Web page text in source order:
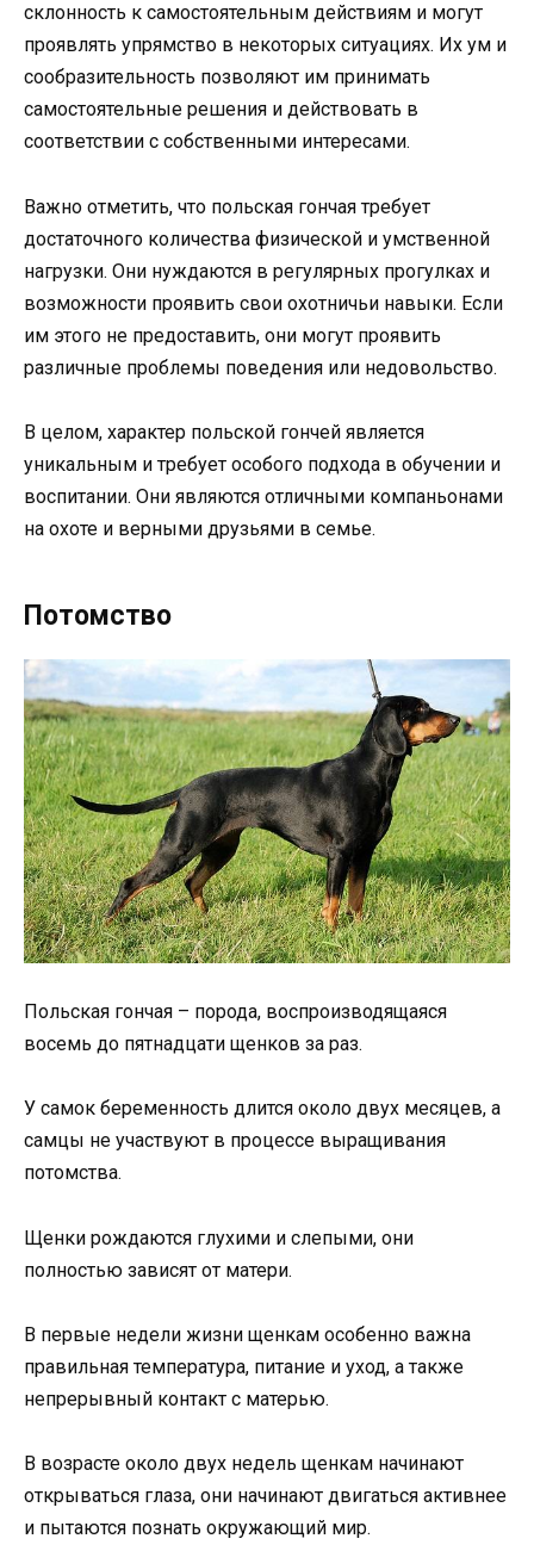
склонность к самостоятельным действиям и могут
проявлять упрямство в некоторых ситуациях. Их ум и
сообразительность позволяют им принимать
самостоятельные решения и действовать в
соответствии с собственными интересами.
Важно отметить, что польская гончая требует
достаточного количества физической и умственной
нагрузки. Они нуждаются в регулярных прогулках и
возможности проявить свои охотничьи навыки. Если
им этого не предоставить, они могут проявить
различные проблемы поведения или недовольство.
В целом, характер польской гончей является
уникальным и требует особого подхода в обучении и
воспитании. Они являются отличными компаньонами
на охоте и верными друзьями в семье.
Потомство
Польская гончая – порода, воспроизводящаяся
восемь до пятнадцати щенков за раз.
У самок беременность длится около двух месяцев, а
самцы не участвуют в процессе выращивания
потомства.
Щенки рождаются глухими и слепыми, они
полностью зависят от матери.
В первые недели жизни щенкам особенно важна
правильная температура, питание и уход, а также
непрерывный контакт с матерью.
В возрасте около двух недель щенкам начинают
открываться глаза, они начинают двигаться активнее
и пытаются познать окружающий мир.